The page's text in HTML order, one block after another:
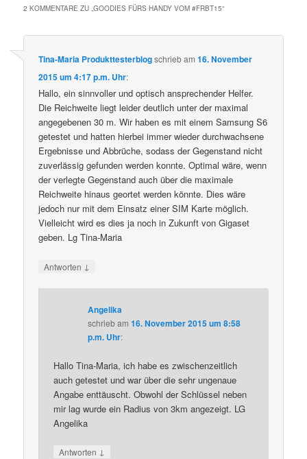
2 KOMMENTARE ZU „GOODIES FÜRS HANDY VOM #FRBT15“
Tina-Maria Produkttesterblogschriebam16. November
2015 um 4:17 p.m. Uhr:
Hallo, ein sinnvoller und optisch ansprechender Helfer.
Die Reichweite liegt leider deutlich unter der maximal
angegebenen 30 m. Wir haben es mit einem Samsung S6
getestet und hatten hierbei immer wieder durchwachsene
Ergebnisse und Abbrüche, sodass der Gegenstand nicht
zuverlässig gefunden werden konnte. Optimal wäre, wenn
der verlegte Gegenstand auch über die maximale
Reichweite hinaus geortet werden könnte. Dies wäre
jedoch nur mit dem Einsatz einer SIM Karte möglich.
Vielleicht wird es dies ja noch in Zukunft von Gigaset
geben. Lg Tina-Maria
Antworten ↓
Angelika
schriebam16. November 2015 um 8:58
p.m. Uhr:
Hallo Tina-Maria, ich habe es zwischenzeitlich
auch getestet und war über die sehr ungenaue
Angabe enttäuscht. Obwohl der Schlüssel neben
mir lag wurde ein Radius von 3km angezeigt. LG
Angelika
Antworten ↓